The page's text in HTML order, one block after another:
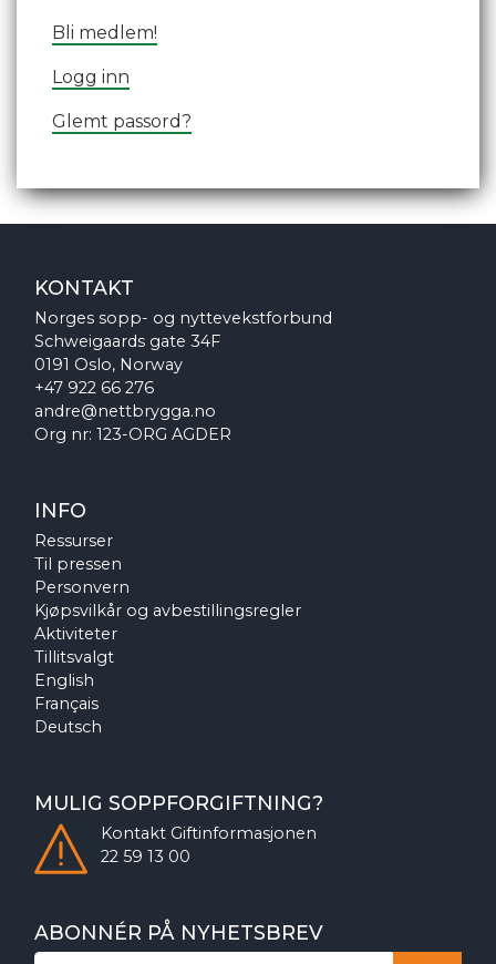
Bli medlem!
Logg inn
Glemt passord?
KONTAKT
Norges sopp- og nyttevekstforbund
Schweigaards gate 34F
0191 Oslo, Norway
+47 922 66 276
andre@nettbrygga.no
Org nr: 123-ORG AGDER
INFO
Ressurser
Til pressen
Personvern
Kjøpsvilkår og avbestillingsregler
Aktiviteter
Tillitsvalgt
English
Français
Deutsch
MULIG SOPPFORGIFTNING?
Kontakt Giftinformasjonen
22 59 13 00
ABONNÉR PÅ NYHETSBREV